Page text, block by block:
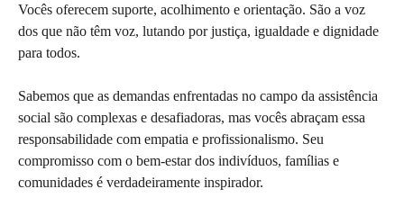
Vocês oferecem suporte, acolhimento e orientação. São a voz
dos que não têm voz, lutando por justiça, igualdade e dignidade
para todos.
Sabemos que as demandas enfrentadas no campo da assistência
social são complexas e desafiadoras, mas vocês abraçam essa
responsabilidade com empatia e profissionalismo. Seu
compromisso com o bem-estar dos indivíduos, famílias e
comunidades é verdadeiramente inspirador.